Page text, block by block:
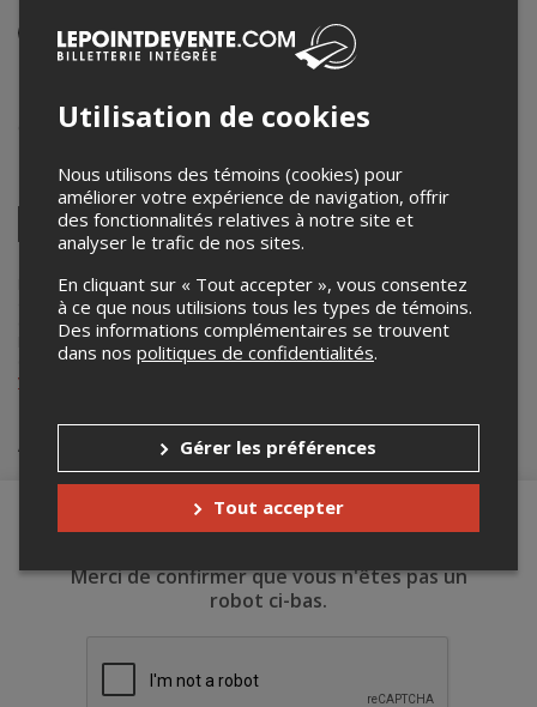
Événement en personne
1349 Chem. de la Lavernière
Îles de la Madeleine
Canada
Partagez cet événement
Facebook
Twitter
LinkedinPinterestEnvoyer
courriel
Lepointdevente.com agit à titre de mandataire pour Molson Colors
dans le cadre de l’affichage en ligne et la vente de billets pour ses
événements.
Pour plus d’information à propos de cet événement, veuillez
contacter l’organisateur de l’événement, Molson Colors , à
yvesturbide52@icloud.com
Achat de billets
Merci de confirmer que vous n'êtes pas un
robot ci-bas.
Utilisation de cookies
Nous utilisons des témoins (cookies) pour
améliorer votre expérience de navigation, offrir
des fonctionnalités relatives à notre site et
analyser le trafic de nos sites.
En cliquant sur « Tout accepter », vous consentez
à ce que nous utilisions tous les types de témoins.
Des informations complémentaires se trouvent
dans nos politiques de confidentialités.
Gérer les préférences
Tout accepter